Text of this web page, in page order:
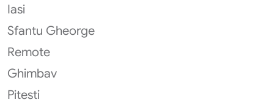
Iasi
Sfantu Gheorge
Remote
Ghimbav
Pitesti